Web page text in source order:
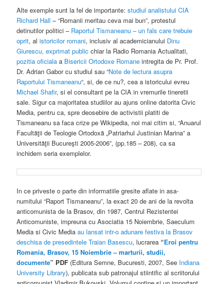
Alte exemple sunt la fel de importante:studiul analistului CIA
Richard Hall– “Romanii meritau ceva mai bun”, protestul
detinutilor politici – Raportul Tismaneanu – un fals care trebuie
oprit, alistoricilor romani, inclusiv al academicianului Dinu
Giurescu, exprimat publicchiar la Radio Romania Actualitati,
pozitia oficialaa Bisericii Ortodoxe Romaneintregita de Pr. Prof.
Dr. Adrian Gabor cu studiul sau “Note de lectura asupra
Raportului Tismaneanu“, si, de ce nu?, cea a istoricului evreu
Michael Shafir, si el consultant pe la CIA in vremurile tineretii
sale. Sigur ca majoritatea studiilor au ajuns online datorita Civic
Media, pentru ca, spre deosebire de activistii platiti de
Tismaneanu sa faca crize pe Wikipedia, noi mai citim si, “Anuarul
Facultăţii de Teologie Ortodoxă „Patriarhul Justinian Marina” a
Universităţii Bucureşti 2005-2006”, (pp.185 – 208), ca sa
inchidem seria exemplelor.
In ce priveste o parte din informatiile gresite aflate in asa-
numitului “Raport Tismaneanu”, la exact 20 de ani de la revolta
anticomunista de la Brasov, din 1987, Centrul Rezistentei
Anticomuniste, impreuna cu Asociatia 15 Noiembrie, Saeculum
Media si Civic Mediaau lansat intr-o adunare festiva la Brasov
deschisa de presedintele Traian Basescu, lucrarea “Eroi pentru
Romania, Brasov, 15 Noiembrie – marturii, studii,
documente” PDF (Editura Semne, Bucuresti, 2007, See Indiana
University Library), publicata sub patronajul stiintific al scriitorului